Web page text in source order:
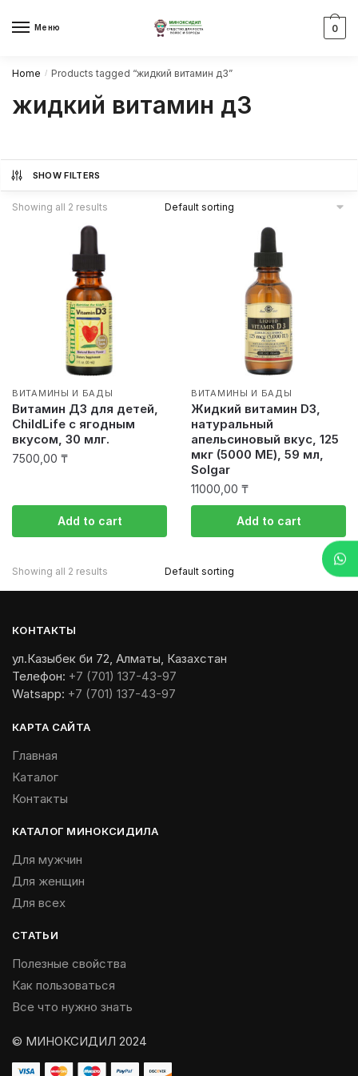
Меню 0
Home / Products tagged “жидкий витамин д3”
жидкий витамин д3
SHOW FILTERS
Showing all 2 results
ВИТАМИНЫ И БАДЫ
Витамин Д3 для детей,
ChildLife с ягодным
вкусом, 30 млг.
7500,00 ₸
Add to cart
ВИТАМИНЫ И БАДЫ
Жидкий витамин D3,
натуральный
апельсиновый вкус, 125
мкг (5000 МЕ), 59 мл,
Solgar
11000,00 ₸
Add to cart
Showing all 2 results
КОНТАКТЫ
ул.Казыбек би 72, Алматы, Казахстан
Телефон: +7 (701) 137-43-97
Watsapp: +7 (701) 137-43-97
КАРТА САЙТА
Главная
Каталог
Контакты
КАТАЛОГ МИНОКСИДИЛА
Для мужчин
Для женщин
Для всех
СТАТЬИ
Полезные свойства
Как пользоваться
Все что нужно знать
© МИНОКСИДИЛ 2024